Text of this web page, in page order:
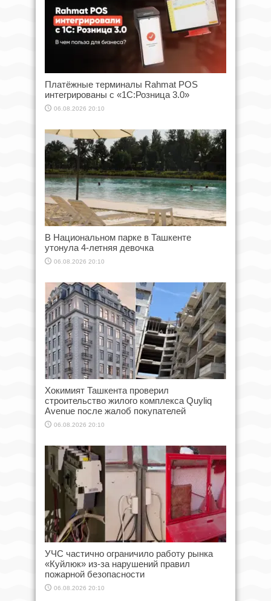
Платёжные терминалы Rahmat POS
интегрированы с «1С:Розница 3.0»
06.08.2026 20:10
В Национальном парке в Ташкенте
утонула 4-летняя девочка
06.08.2026 20:10
Хокимият Ташкента проверил
строительство жилого комплекса Quyliq
Avenue после жалоб покупателей
06.08.2026 20:10
УЧС частично ограничило работу рынка
«Куйлюк» из-за нарушений правил
пожарной безопасности
06.08.2026 20:10